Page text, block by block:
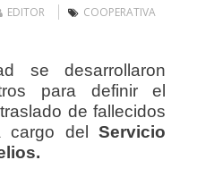
EDITOR
COOPERATIVA
se desarrollaron
para definir el
de fallecidos
cargo delServicio